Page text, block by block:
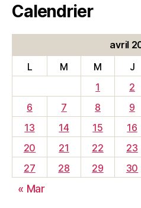
Calendrier
avril
L
M M J
1
2
6
7 8 9
13
14 15 16
20
21 22 23
27
28 29 30
« Mar